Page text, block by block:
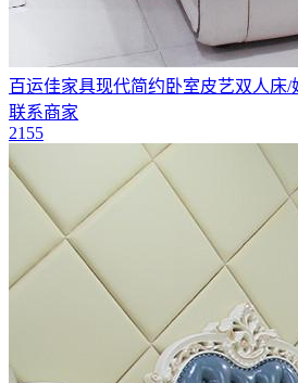
百运佳家具现代简约卧室皮艺双人床/
联系商家
2155